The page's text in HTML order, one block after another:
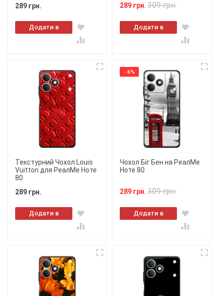
289 грн.
Додати в
кошик
289 грн. 309 грн.
Додати в
кошик
Текстурний Чохол Louis
Vuitton для РеалМе Ноте
80
289 грн.
Додати в
кошик
- 6%
Чохол Біг Бен на РеалМе
Ноте 80
289 грн. 309 грн.
Додати в
кошик